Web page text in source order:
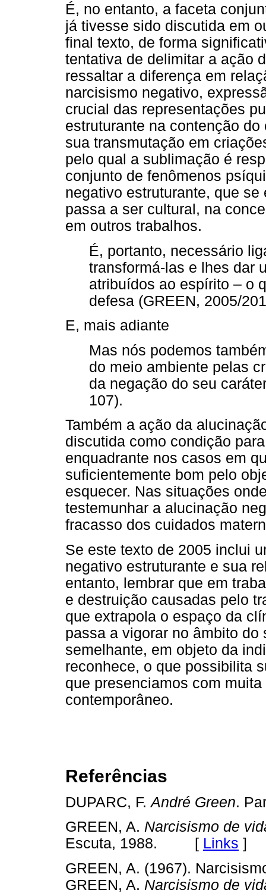
É, no entanto, a faceta
já tivesse sido discutida em
final texto, de forma
tentativa de delimitar a ação
ressaltar a diferença em
narcisismo negativo,
crucial das representações
estruturante na contenção
sua transmutação em
pelo qual a sublimação é
conjunto de fenômenos
negativo estruturante, que
passa a ser cultural, na
em outros trabalhos.
É, portanto, necessário
transformá-las e lhes dar
atribuídos ao espírito – o
defesa (GREEN, 2005/
E, mais adiante
Mas nós podemos
do meio ambiente pelas
da negação do seu
107).
Também a ação da
discutida como condição
enquadrante nos casos em
suficientemente bom pelo
esquecer. Nas situações
testemunhar a alucinação
fracasso dos cuidados
Se este texto de 2005 inclui
negativo estruturante e sua
entanto, lembrar que em
e destruição causadas pelo
que extrapola o espaço da
passa a vigorar no âmbito
semelhante, em objeto da
reconhece, o que possibilita
que presenciamos com
contemporâneo.
Referências
DUPARC, F.André Green.
GREEN, A. Narcisismo de
Escuta, 1988. [ Links ]
GREEN, A. (1967).
GREEN, A. Narcisismo de